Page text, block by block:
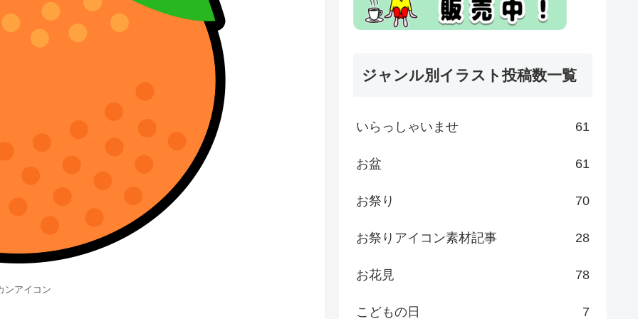
ンアイコン
ジャンル別イラスト投稿数一覧
いらっしゃいませ 61
お盆 61
お祭り 70
お祭りアイコン素材記事 28
お花見 78
こどもの日 7